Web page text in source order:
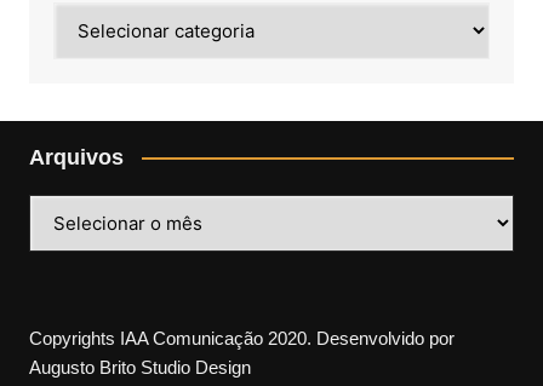
Arquivos
Copyrights IAA Comunicação 2020. Desenvolvido por
Augusto Brito Studio Design